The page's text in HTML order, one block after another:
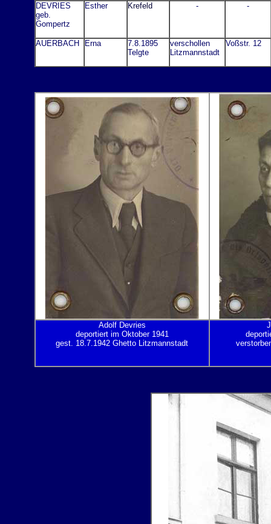
DEVRIES
geb.
Gompertz
Esther Krefeld - -
AUERBACH Erna
7.8.1895
Telgte
verschollen
Litzmannstadt
Voßstr. 12
Adolf Devries
deportiert im Oktober 1941
gest. 18.7.1942 Ghetto Litzmannstadt